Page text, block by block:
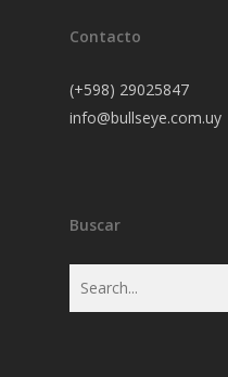
Contacto
(+598) 29025847
info@bullseye.com.uy
Buscar